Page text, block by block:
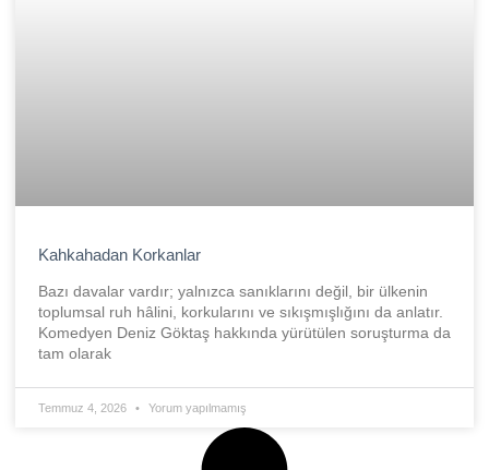
Kahkahadan Korkanlar
Bazı davalar vardır; yalnızca sanıklarını değil, bir ülkenin
toplumsal ruh hâlini, korkularını ve sıkışmışlığını da anlatır.
Komedyen Deniz Göktaş hakkında yürütülen soruşturma da
tam olarak
Temmuz 4, 2026 Yorum yapılmamış